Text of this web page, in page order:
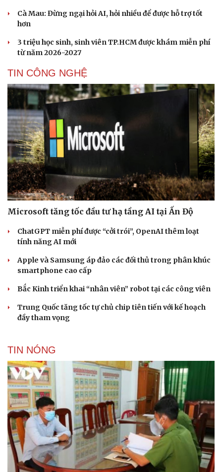
Cà Mau: Đừng ngại hỏi AI, hỏi nhiều để được hỗ trợ tốt
hơn
3 triệu học sinh, sinh viên TP.HCM được khám miễn phí
từ năm 2026-2027
TIN CÔNG NGHỆ
Microsoft tăng tốc đầu tư hạ tầng AI tại Ấn Độ
ChatGPT miễn phí được “cởi trói”, OpenAI thêm loạt
tính năng AI mới
Apple và Samsung áp đảo các đối thủ trong phân khúc
smartphone cao cấp
Bắc Kinh triển khai “nhân viên” robot tại các công viên
Trung Quốc tăng tốc tự chủ chip tiên tiến với kế hoạch
đầy tham vọng
TIN NÓNG